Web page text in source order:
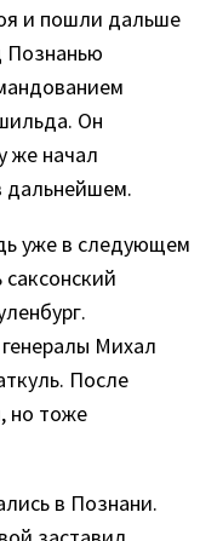
и пошли дальше
Познанью
Он
же начал
дальнейшем.
уже в следующем
Михал
После
но тоже
в Познани.